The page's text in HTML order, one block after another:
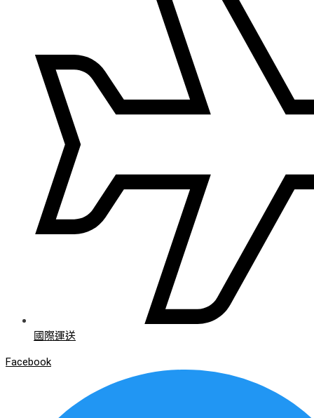
國際運送
Facebook